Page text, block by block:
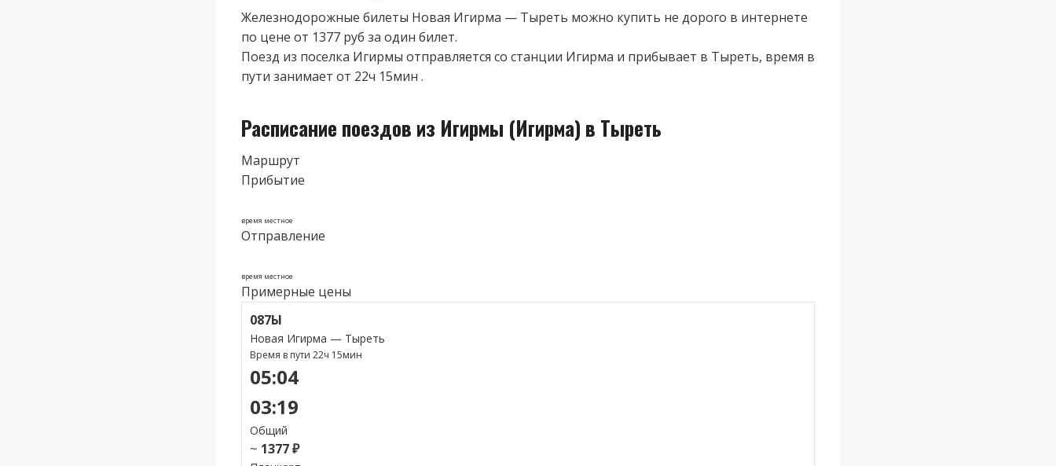
Железнодорожные билеты Новая Игирма — Тыреть можно купить не дорого в интернете
по цене от 1377 руб за один билет.
Поезд из поселка Игирмы отправляется со станции Игирма и прибывает в Тыреть, время в
пути занимает от 22ч 15мин .
Расписание поездов из Игирмы (Игирма) в Тыреть
Маршрут
Прибытие
время местное
Отправление
время местное
Примерные цены
087Ы
Новая Игирма — Тыреть
Время в пути 22ч 15мин
05:04
03:19
Общий
~ 1377 ₽